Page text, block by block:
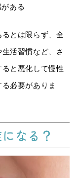
ある
とは限らず、全
活習慣など、さ
と悪化して慢性
必要がありま
なる？